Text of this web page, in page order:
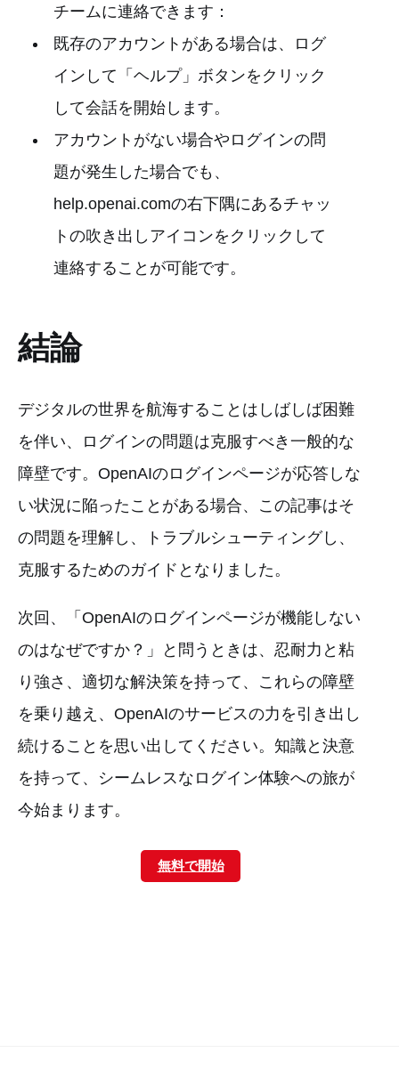
チームに連絡できます：
既存のアカウントがある場合は、ログ
インして「ヘルプ」ボタンをクリック
して会話を開始します。
アカウントがない場合やログインの問
題が発生した場合でも、
help.openai.comの右下隅にあるチャッ
トの吹き出しアイコンをクリックして
連絡することが可能です。
結論
デジタルの世界を航海することはしばしば困難
を伴い、ログインの問題は克服すべき一般的な
障壁です。OpenAIのログインページが応答しな
い状況に陥ったことがある場合、この記事はそ
の問題を理解し、トラブルシューティングし、
克服するためのガイドとなりました。
次回、「OpenAIのログインページが機能しない
のはなぜですか？」と問うときは、忍耐力と粘
り強さ、適切な解決策を持って、これらの障壁
を乗り越え、OpenAIのサービスの力を引き出し
続けることを思い出してください。知識と決意
を持って、シームレスなログイン体験への旅が
今始まります。
無料で開始